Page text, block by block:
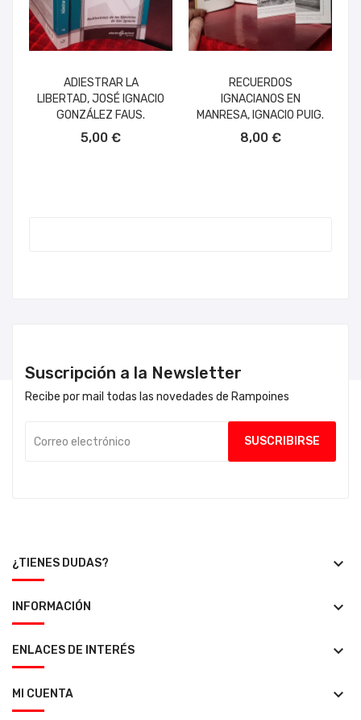
ADIESTRAR LA
LIBERTAD, JOSÉ IGNACIO
GONZÁLEZ FAUS.
5,00 €
RECUERDOS
IGNACIANOS EN
MANRESA, IGNACIO PUIG.
8,00 €
Suscripción a la Newsletter
Recibe por mail todas las novedades de Rampoines
¿TIENES DUDAS? keyboard_arrow_down
INFORMACIÓN keyboard_arrow_down
ENLACES DE INTERÉS keyboard_arrow_down
MI CUENTA keyboard_arrow_down